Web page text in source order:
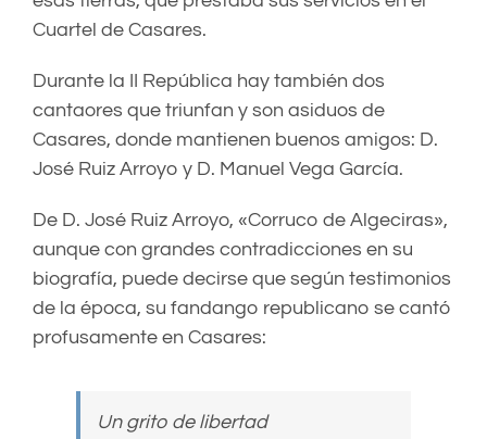
Cuartel de Casares.
Durante la II República hay también dos
cantaores que triunfan y son asiduos de
Casares, donde mantienen buenos amigos: D.
José Ruiz Arroyo y D. Manuel Vega García.
De D. José Ruiz Arroyo, «Corruco de Algeciras»,
aunque con grandes contradicciones en su
biografía, puede decirse que según testimonios
de la época, su fandango republicano se cantó
profusamente en Casares:
Un grito de libertad